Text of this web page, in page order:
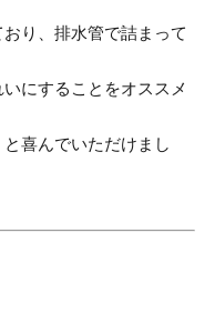
り、排水管で詰まって
にすることをオススメ
と喜んでいただけまし